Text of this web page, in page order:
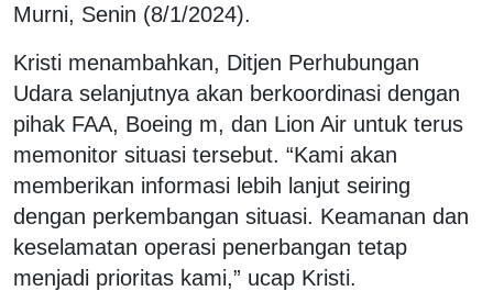
Murni, Senin (8/1/2024).
Kristi menambahkan, Ditjen Perhubungan
Udara selanjutnya akan berkoordinasi dengan
pihak FAA, Boeing m, dan Lion Air untuk terus
memonitor situasi tersebut. “Kami akan
memberikan informasi lebih lanjut seiring
dengan perkembangan situasi. Keamanan dan
keselamatan operasi penerbangan tetap
menjadi prioritas kami,” ucap Kristi.